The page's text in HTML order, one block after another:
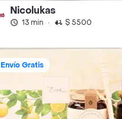
Nicolukas
13 min · $ 5500
Envío Gratis